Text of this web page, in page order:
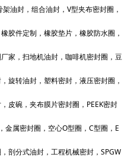
油封，组合油封，V型夹布密封圈，
胶件定制，橡胶垫片，橡胶防水圈，
家，扫地机油封，咖啡机密封圈，豆
旋转油封，塑料密封，液压密封圈，
皮碗，夹布膜片密封圈，PEEK密封
金属密封圈，空心O型圈，C型圈，E
剖分式油封，工程机械密封，SPGW